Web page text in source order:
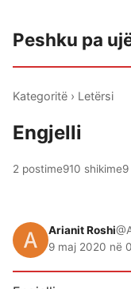
Peshku pa
Kategoritë › Letërsi
Engjelli
2 postime910 shikime
Arianit Roshi
9 maj 2020 në